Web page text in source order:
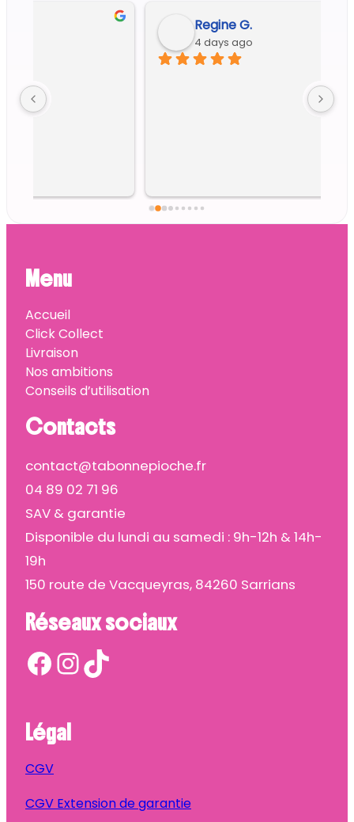
Regine G.
Menu
Accueil
Click Collect
Livraison
Nos ambitions
Conseils d’utilisation
Contacts
contact@tabonnepioche.fr
04 89 02 71 96
SAV & garantie
Disponible du lundi au samedi : 9h-12h & 14h-
19h
150 route de Vacqueyras, 84260 Sarrians
Réseaux sociaux
Facebook InstagramTikTok
Légal
CGV
CGV Extension de garantie